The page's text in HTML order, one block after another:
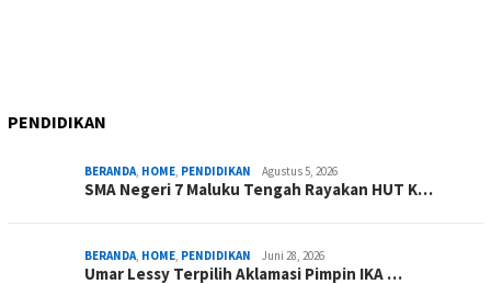
PENDIDIKAN
BERANDA, HOME, PENDIDIKAN Agustus 5, 2026
SMA Negeri 7 Maluku Tengah Rayakan HUT K…
BERANDA, HOME, PENDIDIKAN Juni 28, 2026
Umar Lessy Terpilih Aklamasi Pimpin IKA …